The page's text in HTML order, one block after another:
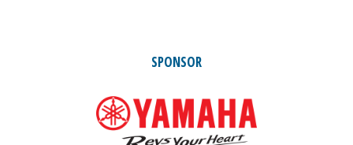
SPONSOR